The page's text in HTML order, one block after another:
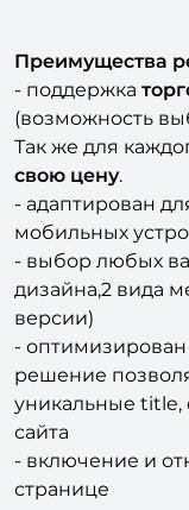
- поддержка
(возможность
Так же для
свою цену
мобильных
- выбор любых
дизайна,2 вида
версии)
-
решение
- включение и